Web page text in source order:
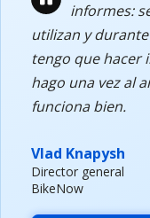
informes:
utilizan y
tengo que hacer
hago una vez al
funciona bien.
Vlad Knapysh
Director general
BikeNow